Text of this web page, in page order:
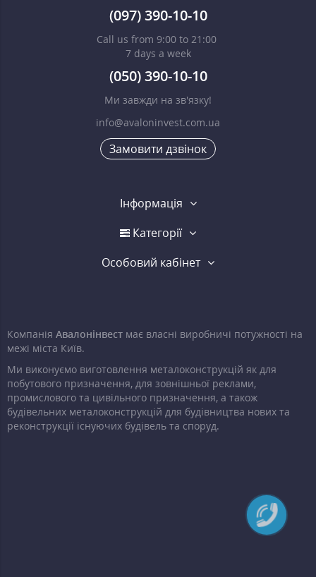
(097) 390-10-10
Call us from 9:00 to 21:00
7 days a week
(050) 390-10-10
Ми завжди на зв'язку!
info@avaloninvest.com.ua
Замовити дзвінок
Інформація
Категорії
Особовий кабінет
Компанія Авалонінвест має власні виробничі потужності на
межі міста Київ.
Ми виконуємо виготовлення металоконструкцій як для
побутового призначення, для зовнішньої реклами,
промислового та цивільного призначення, а також
будівельних металоконструкцій для будівництва нових та
реконструкції існуючих будівель та споруд.